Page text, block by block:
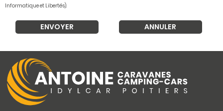
Informatique et Libertés).